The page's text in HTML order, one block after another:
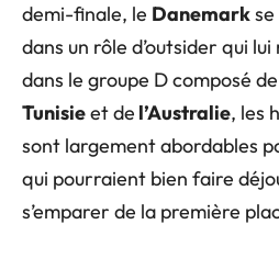
demi-finale, le Danemark
dans un rôle d’outsider qui
dans le groupe D composé
Tunisieet de l’Australie, les
sont largement abordables
qui pourraient bien faire
s’emparer de la première